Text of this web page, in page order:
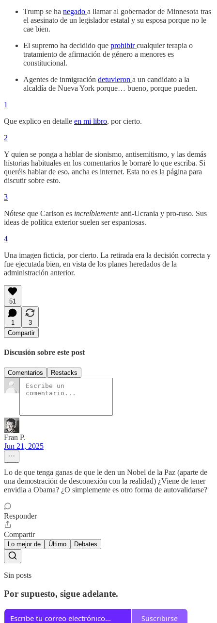
Trump se ha negado a llamar al gobernador de Minnesota tras
el asesinato de un legislador estatal y su esposa porque no le
cae bien.
El supremo ha decidido que prohibircualquier terapia o
tratamiento de afirmación de género a menores es
constitucional.
Agentes de inmigración detuvieron a un candidato a la
alcaldía de Nueva York porque… bueno, porque pueden.
1
Que explico en detalle en mi libro, por cierto.
2
Y quien se ponga a hablar de sionismo, antisemitismo, y las demás
historias habituales en los comentarios le borraré lo que escriba. Si
queréis hablar de eso, ancha es internet. Esta no es la página para
discutir sobre esto.
3
Nótese que Carlson es increíblemente anti-Ucrania y pro-ruso. Sus
ideas de política exterior suelen ser espantosas.
4
Una imagen ficticia, por cierto. La retirada era la decisión correcta y
fue ejecutada bien, en vista de los planes heredados de la
administración anterior.
51
1
3
Compartir
Discusión sobre este post
Comentarios Restacks
Fran P.
Jun 21, 2025
Lo de que tenga ganas de que le den un Nobel de la Paz (aparte de
una demostración de desconexión con la realidad) ¿Viene de tener
envidia a Obama? ¿O simplemente es otro forma de autovalidarse?
Responder
Compartir
Lo mejor de Último Debates
Sin posts
Por supuesto, sigue adelante.
Suscribirse